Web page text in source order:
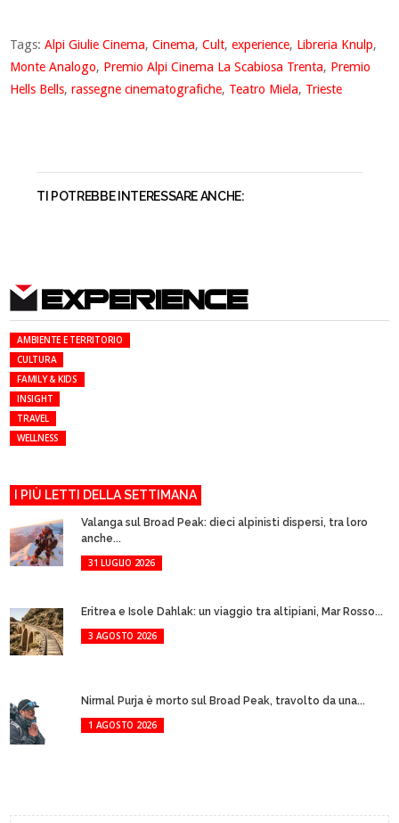
Tags:Alpi Giulie Cinema,Cinema,Cult,experience, Libreria Knulp,
Monte Analogo, Premio Alpi Cinema La Scabiosa Trenta, Premio
Hells Bells,rassegne cinematografiche, Teatro Miela, Trieste
TI POTREBBE INTERESSARE ANCHE:
EXPERIENCE
AMBIENTE E TERRITORIO
CULTURA
FAMILY & KIDS
INSIGHT
TRAVEL
WELLNESS
I PIÙ LETTI DELLA SETTIMANA
Valanga sul Broad Peak: dieci alpinisti dispersi, tra loro
anche...
31 LUGLIO 2026
Eritrea e Isole Dahlak: un viaggio tra altipiani, Mar Rosso...
3 AGOSTO 2026
Nirmal Purja è morto sul Broad Peak, travolto da una...
1 AGOSTO 2026